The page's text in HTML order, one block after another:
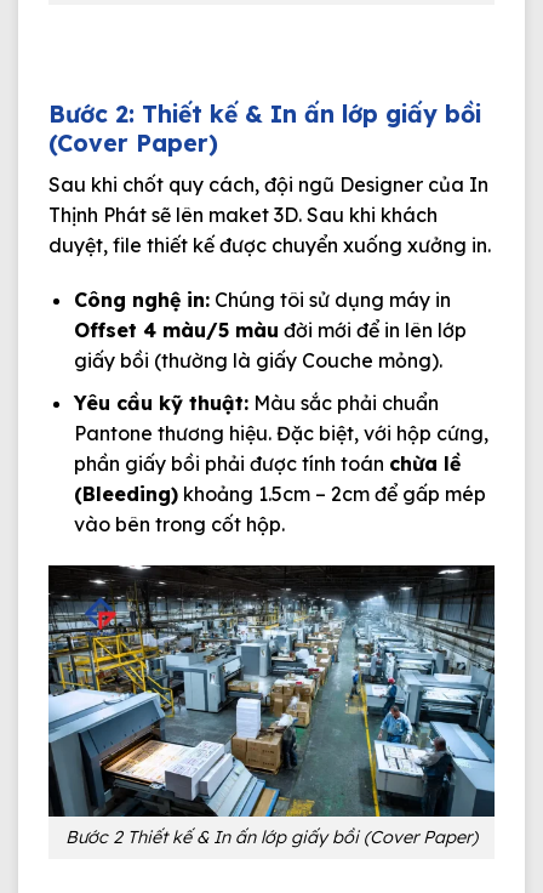
Bước 2: Thiết kế & In ấn lớp giấy bồi
(Cover Paper)
Sau khi chốt quy cách, đội ngũ Designer của In
Thịnh Phát sẽ lên maket 3D. Sau khi khách
duyệt, file thiết kế được chuyển xuống xưởng in.
Công nghệ in:Chúng tôi sử dụng máy in
Offset 4 màu/5 màu đời mới để in lên lớp
giấy bồi (thường là giấy Couche mỏng).
Yêu cầu kỹ thuật:Màu sắc phải chuẩn
Pantone thương hiệu. Đặc biệt, với hộp cứng,
phần giấy bồi phải được tính toán chừa lề
(Bleeding)khoảng 1.5cm – 2cm để gấp mép
vào bên trong cốt hộp.
Bước 2 Thiết kế & In ấn lớp giấy bồi (Cover Paper)